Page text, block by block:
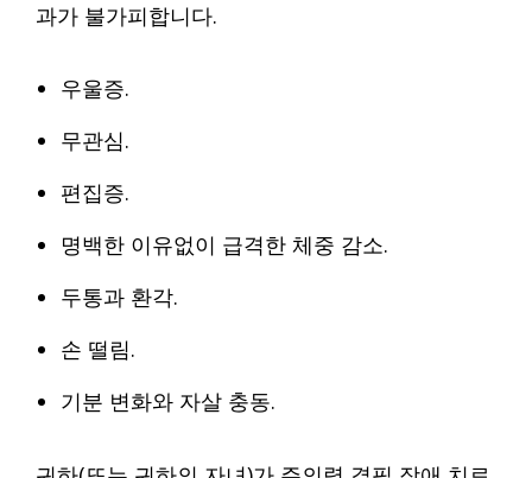
과가 불가피합니다.
우울증.
무관심.
편집증.
명백한 이유없이 급격한 체중 감소.
두통과 환각.
손 떨림.
기분 변화와 자살 충동.